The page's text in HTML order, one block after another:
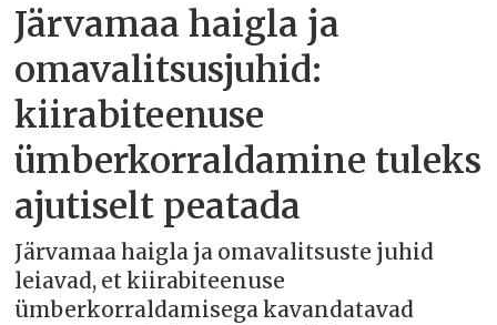
Järvamaa haigla ja
omavalitsusjuhid:
kiirabiteenuse
ümberkorraldamine tuleks
ajutiselt peatada
Järvamaa haigla ja omavalitsuste juhid
leiavad, et kiirabiteenuse
ümberkorraldamisega kavandatavad